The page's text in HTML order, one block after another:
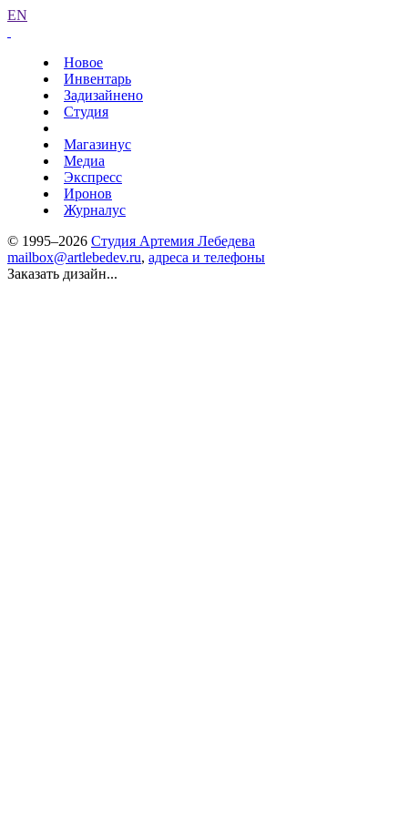
EN
Новое
Инвентарь
Задизайнено
Студия
Магазинус
Медиа
Экспресс
Иронов
Журналус
© 1995–2026 Студия Артемия Лебедева
mailbox@artlebedev.ru, адреса и телефоны
Заказать дизайн...